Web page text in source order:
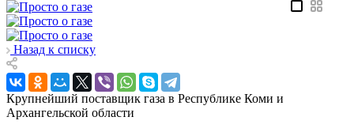
Назад к списку
Крупнейший поставщик газа в Республике Коми и
Архангельской области